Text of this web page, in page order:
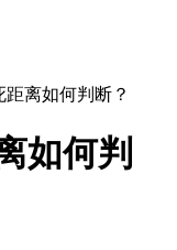
离如何判断？
如何判